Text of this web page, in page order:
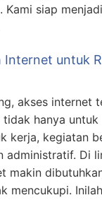
Kami siap
untuk
akses internet
tidak hanya
kerja, kegiatan
administratif. Di
makin
mencukupi.